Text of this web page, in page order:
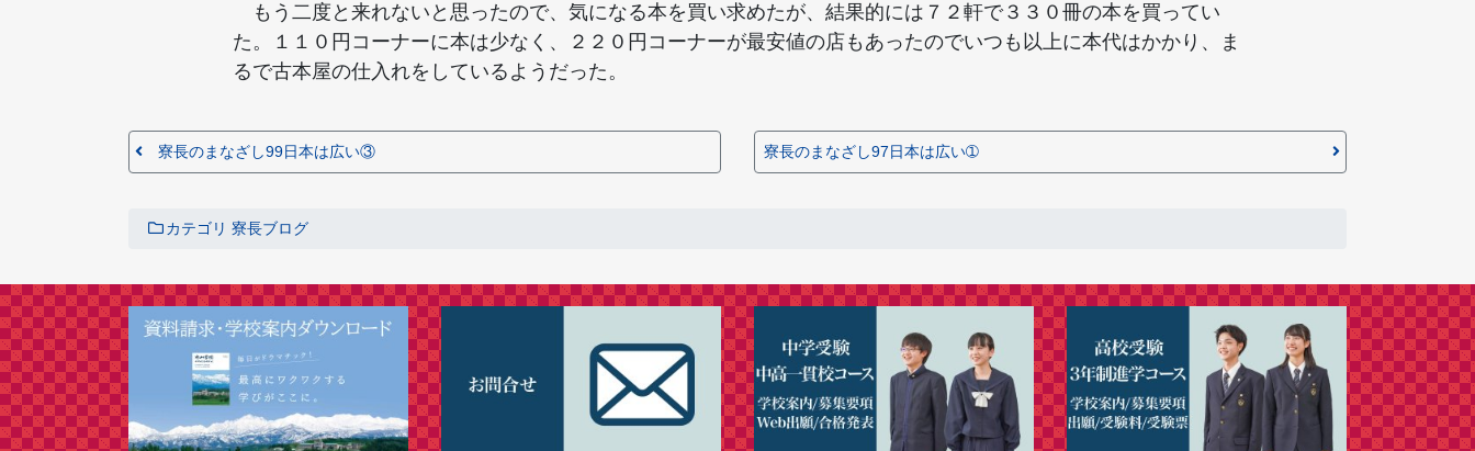
もう二度と来れないと思ったので、気になる本を買い求めたが、結果的には７２軒で３３０冊の本を買ってい
た。１１０円コーナーに本は少なく、２２０円コーナーが最安値の店もあったのでいつも以上に本代はかかり、ま
るで古本屋の仕入れをしているようだった。
寮長のまなざし99日本は広い③ 寮長のまなざし97日本は広い➀
カテゴリ 寮長ブログ